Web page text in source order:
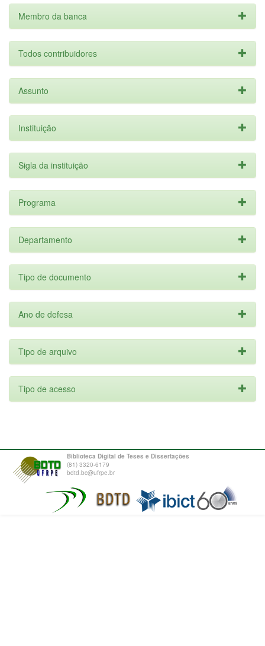
Membro da banca
Todos contribuidores
Assunto
Instituição
Sigla da instituição
Programa
Departamento
Tipo de documento
Ano de defesa
Tipo de arquivo
Tipo de acesso
Biblioteca Digital de Teses e Dissertações
(81) 3320-6179
bdtd.bc@ufrpe.br